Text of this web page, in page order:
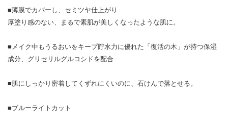
■薄膜でカバーし、セミツヤ仕上がり
厚塗り感のない、まるで素肌が美しくなったような肌に。
■メイク中もうるおいをキープ貯水力に優れた「復活の木」が持つ保湿
成分、グリセリルグルコシドを配合
■肌にしっかり密着してくずれにくいのに、石けんで落とせる。
■ブルーライトカット